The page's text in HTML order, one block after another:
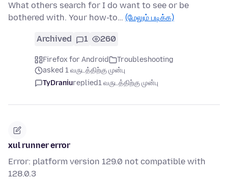
What others search for I do want to see or be
bothered with. Your how-to… (மேலும் படிக்க)
Archived 1 260
Firefox for Android
Troubleshooting
asked 1 வருடத்திற்கு முன்பு
TyDraniureplied1 வருடத்திற்கு முன்பு
xul runner error
Error: platform version 129.0 not compatible with
128.0.3